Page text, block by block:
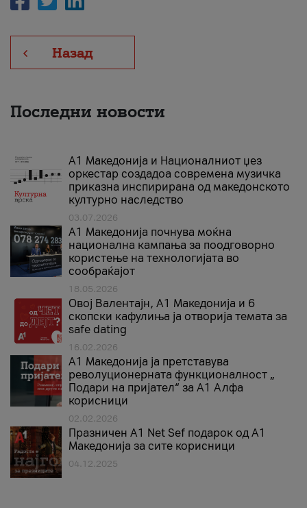
Назад
Последни новости
А1 Македонија и Националниот џез
оркестар создадоа современа музичка
приказна инспирирана од македонското
културно наследство
03.07.2026
A1 Македонија почнува моќна
национална кампања за поодговорно
користење на технологијата во
сообраќајот
18.05.2026
Овој Валентајн, A1 Македонија и 6
скопски кафулиња ја отворија темата за
safe dating
16.02.2026
А1 Македонија ја претставува
револуционерната функционалност „
Подари на пријател“ за А1 Алфа
корисници
02.02.2026
Празничен A1 Net Sеf подарок од А1
Македонија за сите корисници
04.12.2025